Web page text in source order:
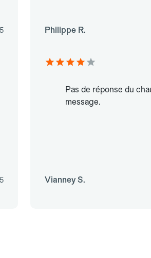
Philippe R.
Pas de réponse du
message.
Vianney S.